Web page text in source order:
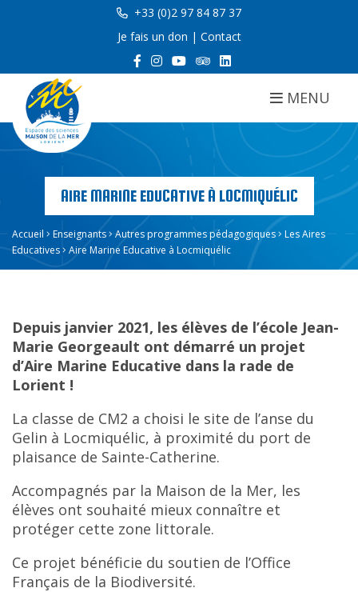
+33 (0)2 97 84 87 37
Je fais un don | Contact
MENU
AIRE MARINE EDUCATIVE À LOCMIQUÉLIC
Accueil Enseignants Autres programmes pédagogiques
Les Aires
Educatives
Aire Marine Educative à Locmiquélic
Depuis janvier 2021, les élèves de l’école Jean-
Marie Georgeault ont démarré un projet
d’Aire Marine Educative dans la rade de
Lorient !
La classe de CM2 a choisi le site de l’anse du
Gelin à Locmiquélic, à proximité du port de
plaisance de Sainte-Catherine.
Accompagnés par la Maison de la Mer, les
élèves ont souhaité mieux connaître et
protéger cette zone littorale.
Ce projet bénéficie du soutien de l’Office
Français de la Biodiversité.